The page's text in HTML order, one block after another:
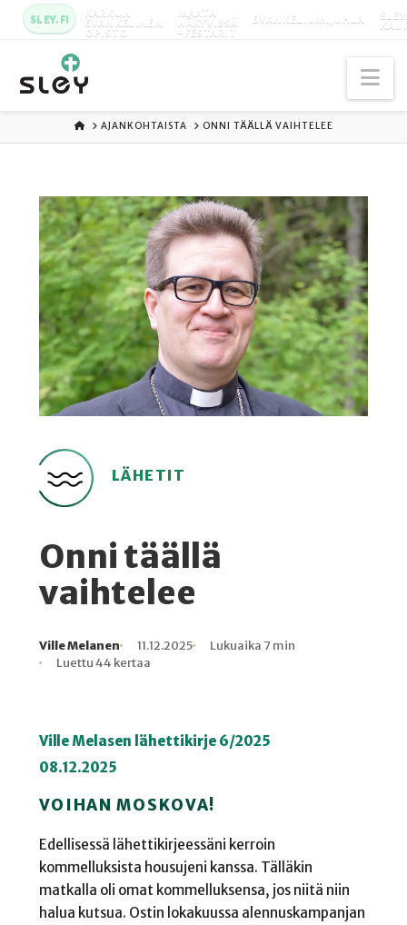
SLEY.FI KARKUN
EVANKELINEN
OPISTO
MAATA
NÄKYVISSÄ
-FESTARIT
EVANKELIUMIJUHLA
ETUSIVU
AJANKOHTAISTA ONNI TÄÄLLÄ VAIHTELEE
LÄHETIT
Onni täällä
vaihtelee
Kirjoittaja
Ville Melanen
Julkaistu
11.12.2025
Lukuaika
Lukuaika 7 min
Lukukertoja
Luettu 44 kertaa
Ville Melasen lähettikirje 6/2025
08.12.2025
VOIHAN MOSKOVA!
Edellisessä lähettikirjeessäni kerroin
kommelluksista housujeni kanssa. Tälläkin
matkalla oli omat kommelluksensa, jos niitä niin
halua kutsua. Ostin lokakuussa alennuskampanjan